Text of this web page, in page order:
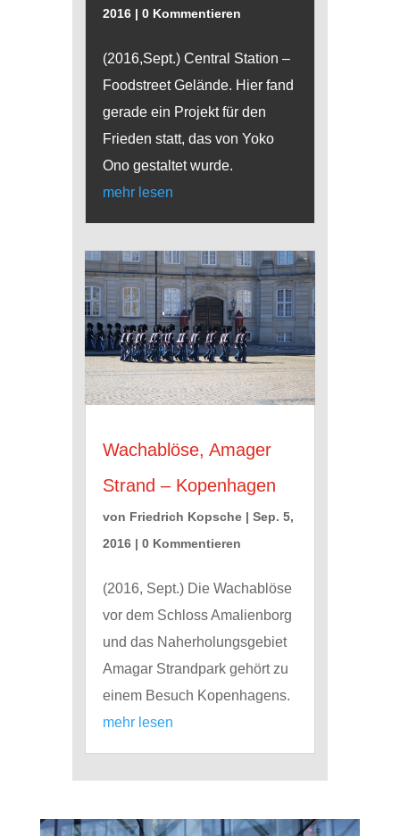
2016| 0 Kommentieren
(2016,Sept.) Central Station –
Foodstreet Gelände. Hier fand
gerade ein Projekt für den
Frieden statt, das von Yoko
Ono gestaltet wurde.
mehr lesen
Wachablöse, Amager
Strand – Kopenhagen
von Friedrich Kopsche| Sep. 5,
2016| 0 Kommentieren
(2016, Sept.) Die Wachablöse
vor dem Schloss Amalienborg
und das Naherholungsgebiet
Amagar Strandpark gehört zu
einem Besuch Kopenhagens.
mehr lesen